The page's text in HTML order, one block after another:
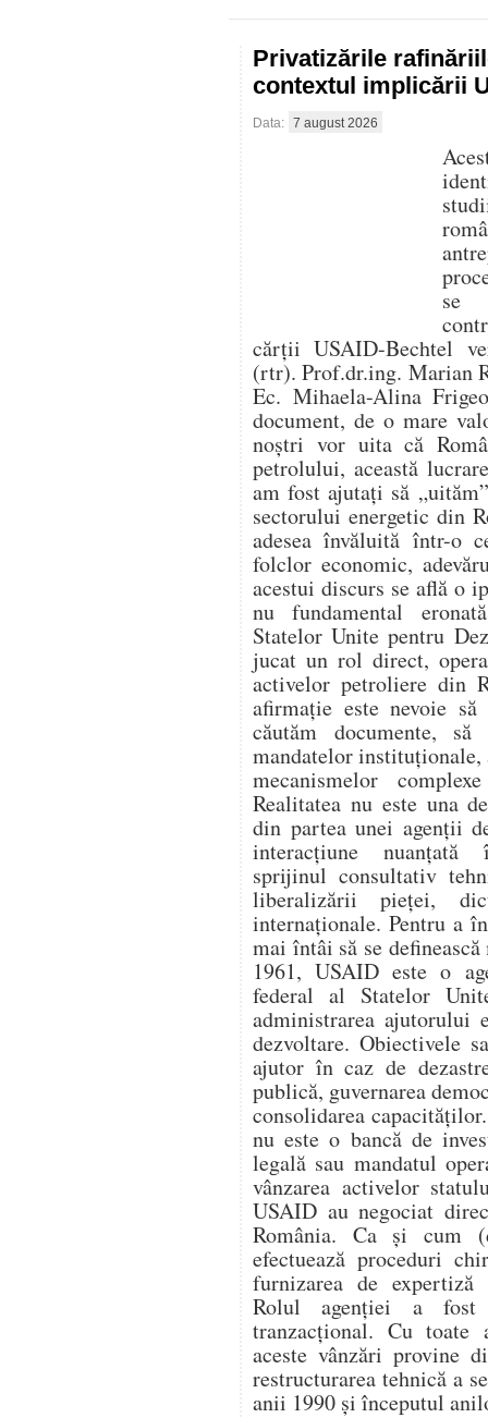
Privatizările
contextul implicării
Data: 7 august 2026
se
cărții USAID-Bechtel
(rtr). Prof.dr.ing. Marian
Ec. Mihaela-Alina
document, de o mare
noștri vor uita că
petrolului, această
am fost ajutați să
sectorului energetic din
adesea învăluită într-o
folclor economic,
acestui discurs se află o
nu fundamental
Statelor Unite pentru
jucat un rol direct,
activelor petroliere din
afirmație este nevoie
căutăm documente,
mandatelor instituționale,
mecanismelor
Realitatea nu este una
din partea unei agenții
interacțiune
sprijinul consultativ
liberalizării pieței,
internaționale. Pentru a
mai întâi să se
1961, USAID este o
federal al Statelor
administrarea ajutorului
dezvoltare. Obiectivele
ajutor în caz de
publică, guvernarea
consolidarea
nu este o bancă de
legală sau mandatul
vânzarea activelor
USAID au negociat
România. Ca și cum
efectuează proceduri
furnizarea de expertiză
Rolul agenției a fost
tranzacțional. Cu toate
aceste vânzări provine
restructurarea tehnică a
anii 1990 și începutul